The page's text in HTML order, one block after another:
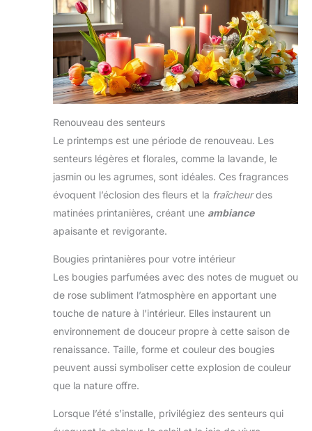
Renouveau des senteurs
Le printemps est une période de renouveau. Les
senteurs légères et florales, comme la lavande, le
jasmin ou les agrumes, sont idéales. Ces fragrances
évoquent l’éclosion des fleurs et la fraîcheurdes
matinées printanières, créant une ambiance
apaisante et revigorante.
Bougies printanières pour votre intérieur
Les bougies parfumées avec des notes de muguet ou
de rose subliment l’atmosphère en apportant une
touche de nature à l’intérieur. Elles instaurent un
environnement de douceur propre à cette saison de
renaissance. Taille, forme et couleur des bougies
peuvent aussi symboliser cette explosion de couleur
que la nature offre.
Lorsque l’été s’installe, privilégiez des senteurs qui